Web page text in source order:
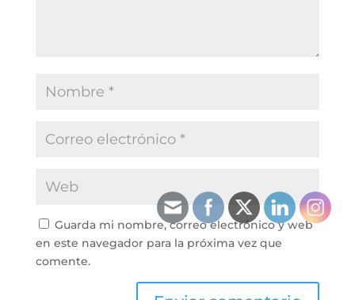
Guarda mi nombre, correo electrónico y web
en este navegador para la próxima vez que
comente.